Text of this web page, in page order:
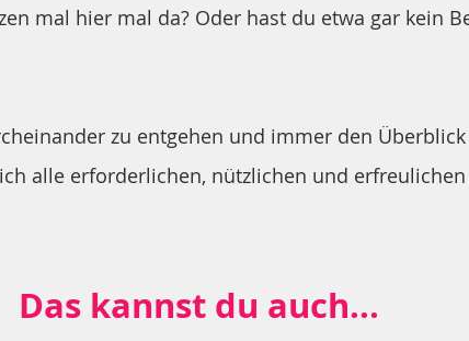
mal hier mal da? Oder hast du etwa gar kein
zu entgehen und immer den
alle erforderlichen, nützlichen und
Das kannst du auch...